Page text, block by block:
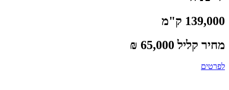
139,000 ק"מ
מחיר קליל 65,000 ₪
לפרטים